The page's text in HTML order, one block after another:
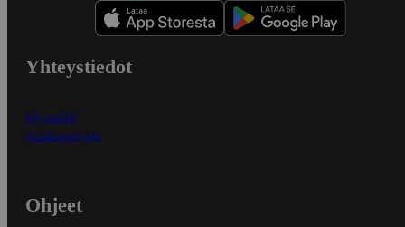
Yhteystiedot
Myymälät
Asiakaspalvelu
Ohjeet